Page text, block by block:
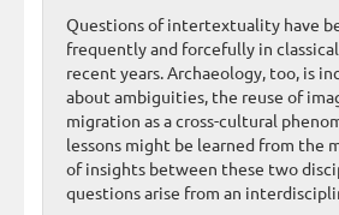
Questions of intertextuality have
frequently and forcefully in
recent years. Archaeology, too, is
about ambiguities, the reuse of
migration as a cross-cultural
lessons might be learned from the
of insights between these two
questions arise from an